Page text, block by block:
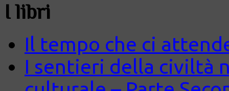
I libri
Il tempo che ci
I sentieri della civiltà